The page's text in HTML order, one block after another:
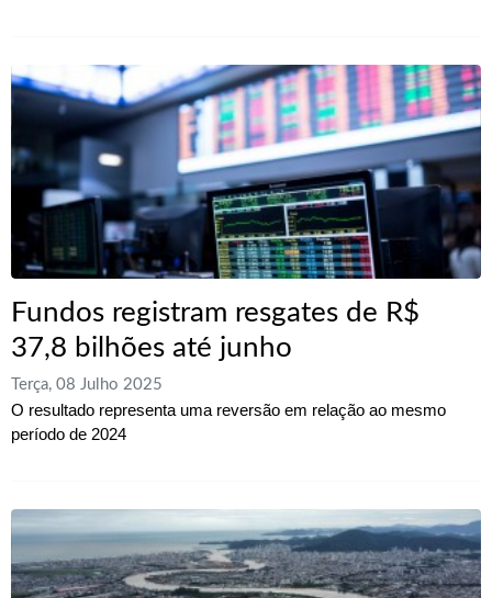
Fundos registram resgates de R$
37,8 bilhões até junho
Terça, 08 Julho 2025
O resultado representa uma reversão em relação ao mesmo
período de 2024